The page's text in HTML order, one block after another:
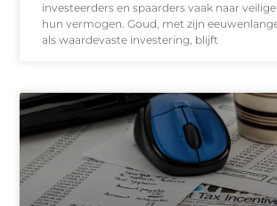
investeerders en spaarders vaak naar
hun vermogen. Goud, met zijn
als waardevaste investering, blijft